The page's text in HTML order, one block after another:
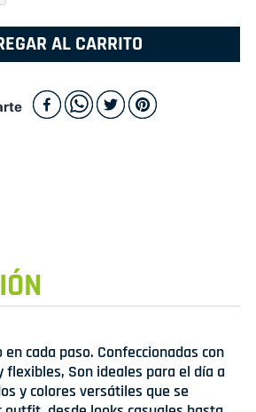
AL CARRITO
cada paso. Confeccionadas con
flexibles, Son ideales para el día a
y colores versátiles que se